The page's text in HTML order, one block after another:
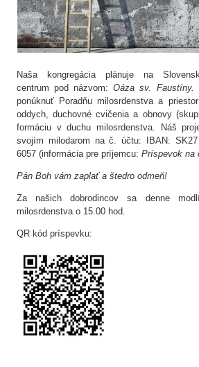
Naša kongregácia plánuje na
centrum pod názvom:Oáza sv. Faustíny.
ponúknuť Poradňu milosrdenstva a
oddych, duchovné cvičenia a obnovy
formáciu v duchu milosrdenstva. Náš
svojím milodarom na č. účtu: IBAN:
6057 (informácia pre príjemcu: Príspevok na
Pán Boh vám zaplať a štedro odmeň!
Za našich dobrodincov sa denne
milosrdenstva o 15.00 hod.
QR kód príspevku: